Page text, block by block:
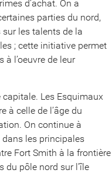
d’achat. On a
parties du nord,
les talents de la
; cette initiative permet
à l’oeuvre de leur
capitale. Les Esquimaux
à celle de l’âge du
On continue à
les principales
Fort Smith à la frontière
du pôle nord sur l’île